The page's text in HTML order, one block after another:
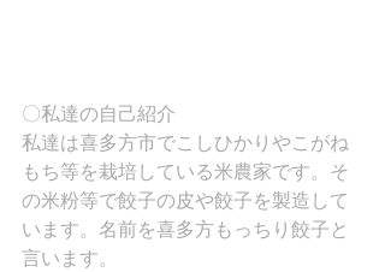
〇私達の自己紹介
私達は喜多方市でこしひかりやこがね
もち等を栽培している米農家です。そ
の米粉等で餃子の皮や餃子を製造して
います。名前を喜多方もっちり餃子と
言います。